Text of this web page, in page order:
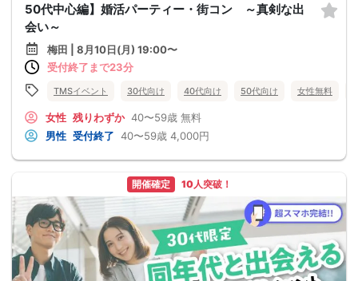
50代中心編】婚活パーティー・街コン ～真剣な出
会い～
梅田 | 8月10日(月) 19:00〜
受付終了まで23分
TMSイベント 30代向け 40代向け 50代向け 女性無料
女性 残りわずか 40〜59歳 無料
男性 受付終了 40〜59歳 4,000円
開催確定 10人突破！